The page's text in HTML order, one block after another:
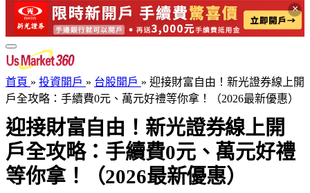
×
首頁 » 投資開戶 » 台股開戶 » 迎接財富自由！新光證券線上開
戶全攻略：手續費0元、萬元好禮等你拿！（2026最新優惠）
迎接財富自由！新光證券線上開
戶全攻略：手續費0元、萬元好禮
等你拿！（2026最新優惠）